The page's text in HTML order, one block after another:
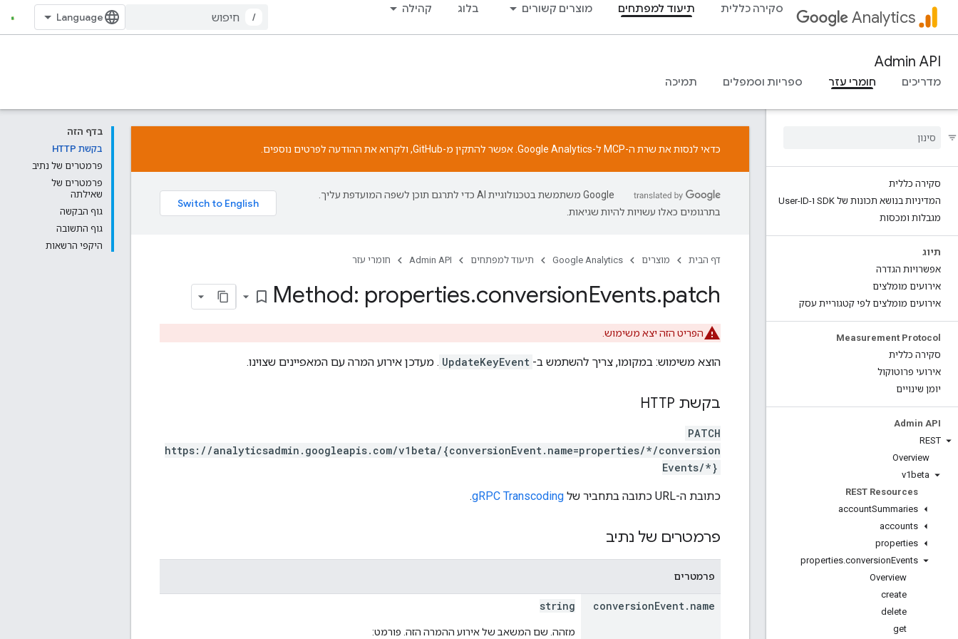
Analytics סקירה כללית תיעוד למפתחים מוצרים קשורים בלוג קהילה
/
Admin API
מדריכים חומרי עזר ספריות וסמפלים תמיכה
סקירה כללית
המדיניות בנושא תכונות של SDK ו-User-ID
מגבלות ומכסות
תיוג
אפשרויות הגדרה
אירועים מומלצים
אירועים מומלצים לפי קטגוריית עסק
Measurement Protocol
סקירה כללית
אירועי פרוטוקול
יומן שינויים
Admin API
REST
Overview
v1beta
REST Resources
accountSummaries
accounts
properties
properties.conversionEvents
Overview
create
delete
get
בדף הזה
בקשת HTTP
פרמטרים של נתיב
פרמטרים של
שאילתה
גוף הבקשה
גוף התשובה
היקפי הרשאות
כדאי לנסות את שרת ה-MCP ל-Google Analytics. אפשר להתקין מ- GitHub, ולקרוא את ההודעה לפרטים נוספים.
‫Google משתמשת בטכנולוגיית AI כדי לתרגם תוכן לשפה המועדפת עליך.
בתרגומים כאלו עשויות להיות שגיאות.
דף הבית מוצרים Google Analytics תיעוד למפתחים Admin API חומרי עזר
Method: properties.conversionEvents.patch
bookmark_border
הפריט הזה יצא משימוש.
הוצא משימוש: במקומו, צריך להשתמש ב- UpdateKeyEvent . מעדכן אירוע המרה עם המאפיינים שצוינו.
בקשת HTTP
PATCH
https://analyticsadmin.googleapis.com/v1beta/{conversionEvent.name=properties/*/conversion
Events/*}
כתובת ה-URL כתובה בתחביר של gRPC Transcoding
.
פרמטרים של נתיב
פרמטרים
conversionEvent. name
string
מזהה. שם המשאב של אירוע ההמרה הזה. פורמט: